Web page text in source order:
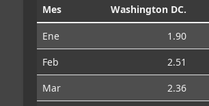
Mes Washington DC.
Ene 1.90
Feb
2.51
Mar
2.36